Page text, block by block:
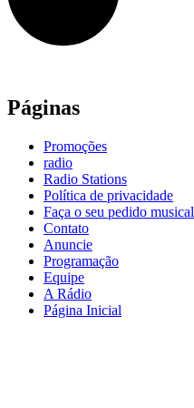
Páginas
Promoções
radio
Radio Stations
Política de privacidade
Faça o seu pedido musical
Contato
Anuncie
Programação
Equipe
A Rádio
Página Inicial